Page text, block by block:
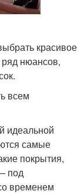
красивое
нюансов,
всем
идеальной
самые
покрытия,
под
временем